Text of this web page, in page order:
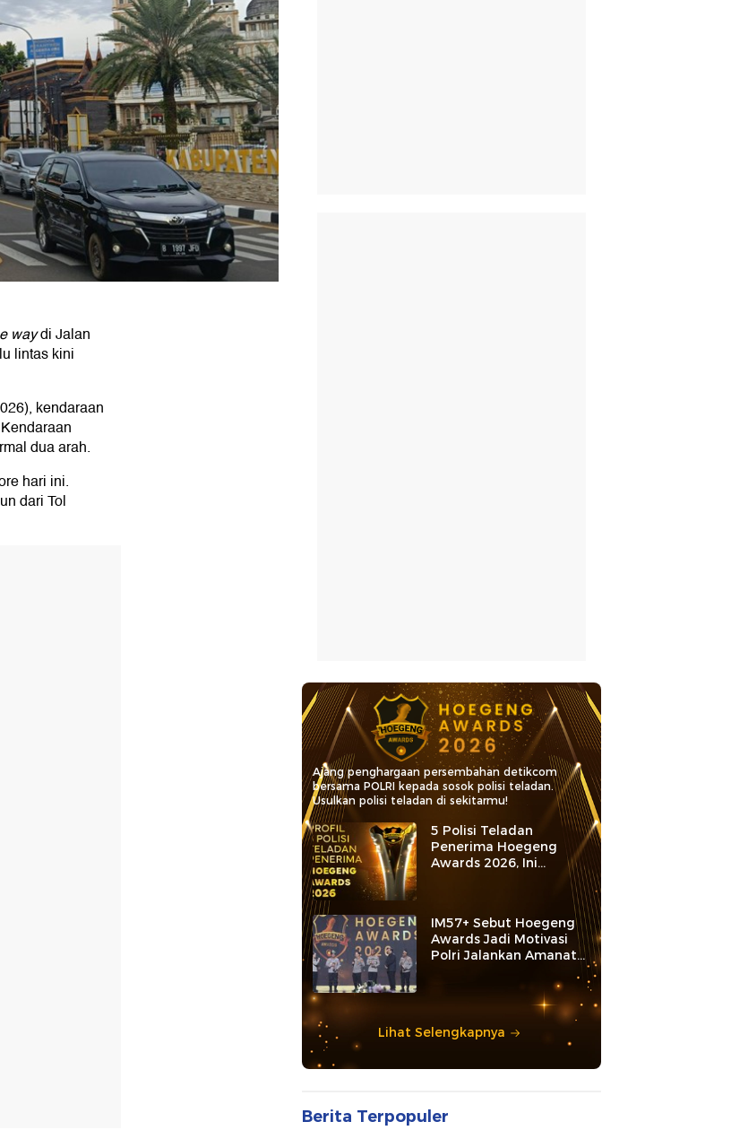
waydi Jalan
lintas kini
kendaraan
dua arah.
hari ini.
dari Tol
Ajang penghargaan persembahan detikcom
bersama POLRI kepada sosok polisi teladan.
Usulkan polisi teladan di sekitarmu!
5 Polisi Teladan
Penerima Hoegeng
Awards 2026, Ini
Kategori dan Kiprahnya
IM57+ Sebut Hoegeng
Awards Jadi Motivasi
Polri Jalankan Amanat
Lihat Selengkapnya
Berita Terpopuler